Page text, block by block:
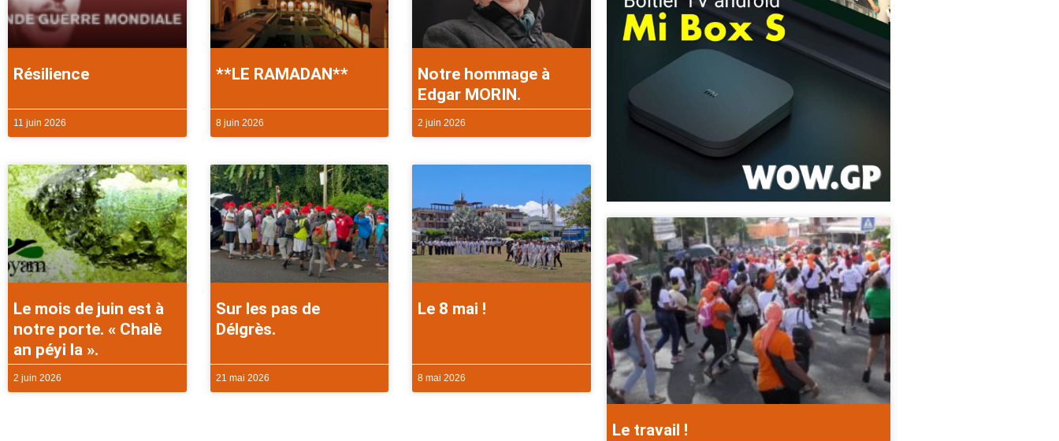
Résilience
11 juin 2026
**LE RAMADAN**
8 juin 2026
Notre hommage à
Edgar MORIN.
2 juin 2026
Le mois de juin est à
notre porte. « Chalè
an péyi la ».
2 juin 2026
Sur les pas de
Délgrès.
21 mai 2026
Le 8 mai !
8 mai 2026
Le travail !